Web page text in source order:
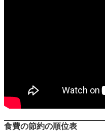
食費の節約の順位表